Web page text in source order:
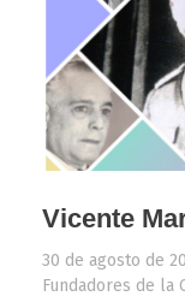
Vicente
30 de agosto de
Fundadores de la